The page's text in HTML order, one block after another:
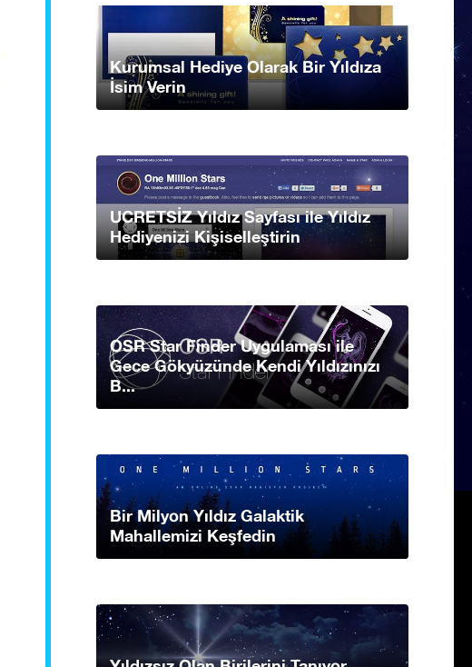
Kurumsal Hediye Olarak Bir Yıldıza
İsim Verin
UCRETSİZ Yıldız Sayfası ile Yıldız
Hediyenizi Kişiselleştirin
OSR Star Finder Uygulaması ile
Gece Gökyüzünde Kendi Yıldızınızı
B...
Bir Milyon Yıldız Galaktik
Mahallemizi Keşfedin